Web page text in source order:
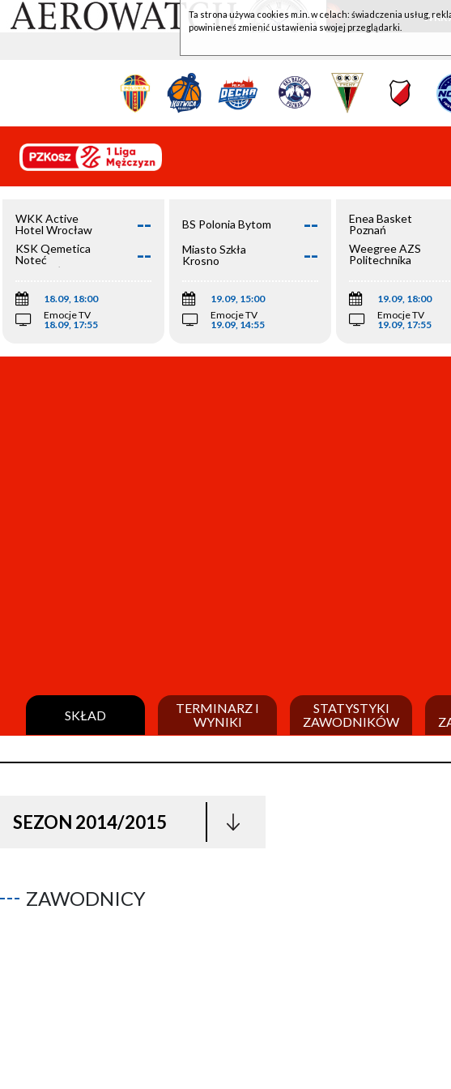
WKK
WKK Active
Hotel Wrocław
--
KSK Qemetica
Noteć
Inowrocław
--
18.09, 18:00
Emocje TV
18.09, 17:55
BS Polonia Bytom --
Miasto Szkła
Krosno
--
19.09, 15:00
Emocje TV
19.09, 14:55
Enea Basket
Poznań
Weegree AZS
Politechnika
19.09, 18:00
Emocje TV
19.09, 17:55
SKŁAD
TERMINARZ I
WYNIKI
STATYSTYKI
ZAWODNIKÓW
SEZON 2014/2015
ZAWODNICY
Ta strona używa cookies m.in. w celach: świadczenia usług,
powinieneś zmienić ustawienia swojej przeglądarki.